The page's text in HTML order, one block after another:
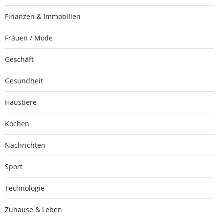
Finanzen & Immobilien
Frauen / Mode
Geschäft
Gesundheit
Haustiere
Kochen
Nachrichten
Sport
Technologie
Zuhause & Leben